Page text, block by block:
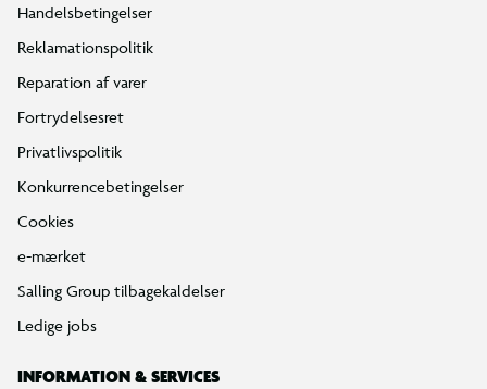
Handelsbetingelser
Reklamationspolitik
Reparation af varer
Fortrydelsesret
Privatlivspolitik
Konkurrencebetingelser
Cookies
e-mærket
Salling Group tilbagekaldelser
Ledige jobs
INFORMATION & SERVICES